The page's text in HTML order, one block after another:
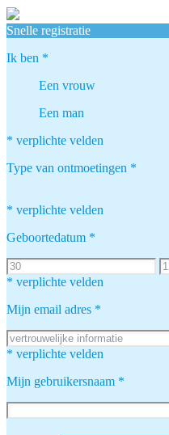
Snelle registratie
Ik ben *
Een vrouw
Een man
* verplichte velden
Type van ontmoetingen *
* verplichte velden
Geboortedatum *
* verplichte velden
Mijn email adres *
* verplichte velden
Mijn gebruikersnaam *